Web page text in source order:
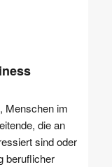
Menschen im
die an
sind oder
beruflicher